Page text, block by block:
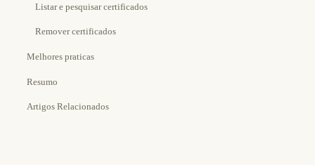
Listar e pesquisar certificados
Remover certificados
Melhores praticas
Resumo
Artigos Relacionados